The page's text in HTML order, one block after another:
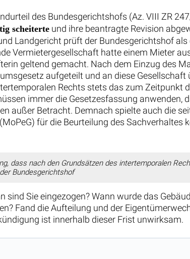
des Bundesgerichtshofs (Az. VIII ZR
scheiterte und ihre beantragte Revision
Landgericht prüft der Bundesgerichtshof
Vermietergesellschaft hatte einem Mieter
geltend gemacht. Nach dem Einzug des
aufgeteilt und an diese Gesellschaft
Rechts stets das zum Zeitpunkt
immer die Gesetzesfassung
außer Betracht. Demnach spielte auch die
für die Beurteilung des Sachverhaltes
dass nach den Grundsätzen des intertemporalen
Bundesgerichtshof
sind Sie eingezogen? Wann wurde das
Fand die Aufteilung und der
ist innerhalb dieser Frist unwirksam.